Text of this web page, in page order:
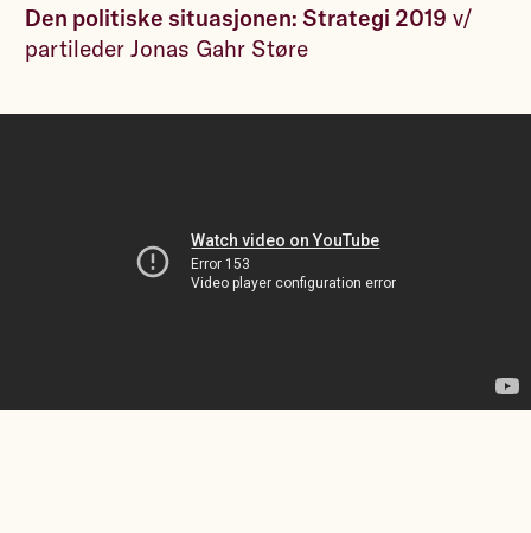
Den politiske situasjonen: Strategi 2019 v/
partileder Jonas Gahr Støre